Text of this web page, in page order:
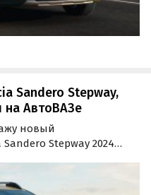
Sandero Stepway,
на АвтоВАЗе
новый
Stepway 2024
которая с учетом
оформленных